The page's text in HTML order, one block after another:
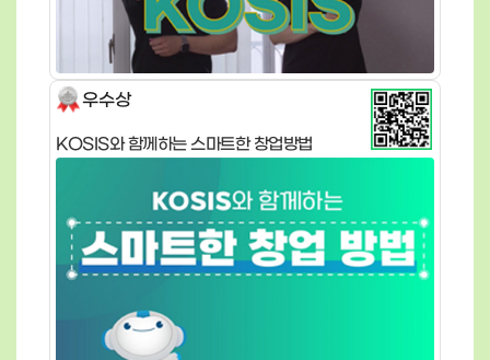
우수상
KOSIS와 함께하는 스마트한 창업방법